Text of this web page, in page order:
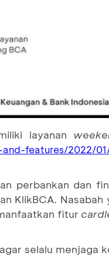
layanan
features/2022/
perbankan dan
KlikBCA.
fitur
selalu menjaga